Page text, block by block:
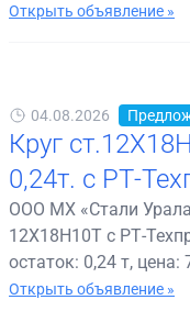
Открыть объявление »
04.08.2026
Круг
0,24т. с РТ-
ООО МХ «Стали
12Х18Н10Т с РТ-
остаток: 0,24 т, цена:
Открыть объявление »